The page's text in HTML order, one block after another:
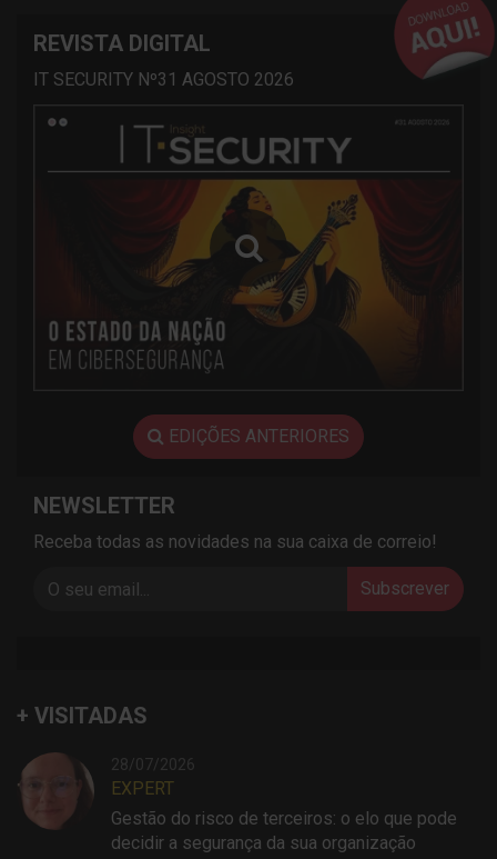
REVISTA DIGITAL
IT SECURITY Nº31 AGOSTO 2026
EDIÇÕES ANTERIORES
NEWSLETTER
Receba todas as novidades na sua caixa de correio!
Subscrever
+ VISITADAS
28/07/2026
EXPERT
Gestão do risco de terceiros: o elo que pode
decidir a segurança da sua organização